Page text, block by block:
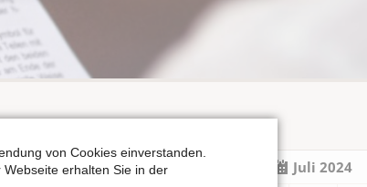
< Juli 2024
von Cookies einverstanden.
erhalten Sie in der